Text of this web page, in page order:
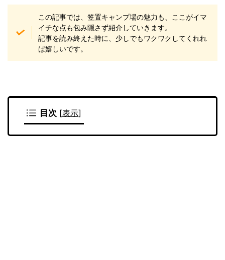
この記事では、笠置キャンプ場の魅力も、ここがイマ
イチな点も包み隠さず紹介していきます。
記事を読み終えた時に、少しでもワクワクしてくれれ
ば嬉しいです。
目次 [表示]